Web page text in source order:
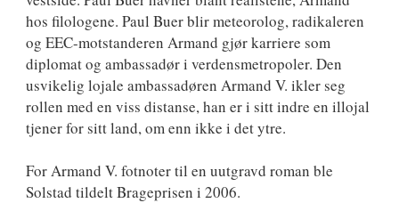
hos filologene. Paul Buer blir meteorolog, radikaleren
og EEC-motstanderen Armand gjør karriere som
diplomat og ambassadør i verdensmetropoler. Den
usvikelig lojale ambassadøren Armand V. ikler seg
rollen med en viss distanse, han er i sitt indre en illojal
tjener for sitt land, om enn ikke i det ytre.
For Armand V. fotnoter til en uutgravd roman ble
Solstad tildelt Brageprisen i 2006.